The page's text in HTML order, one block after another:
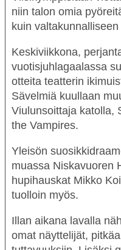
niin talon omia
kuin
Keskiviikkona,
vuotisjuhlagaalassa
otteita teatterin
Sävelmiä kuullaan
Viulunsoittaja katolla,
the Vampires.
Yleisön
muassa Niskavuoren
hupihauskat Mikko
tuolloin myös.
Illan aikana lavalla
omat näyttelijät,